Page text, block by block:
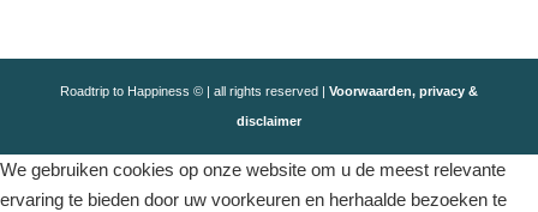
Roadtrip to Happiness © | all rights reserved | Voorwaarden, privacy &
disclaimer
We gebruiken cookies op onze website om u de meest relevante
ervaring te bieden door uw voorkeuren en herhaalde bezoeken te